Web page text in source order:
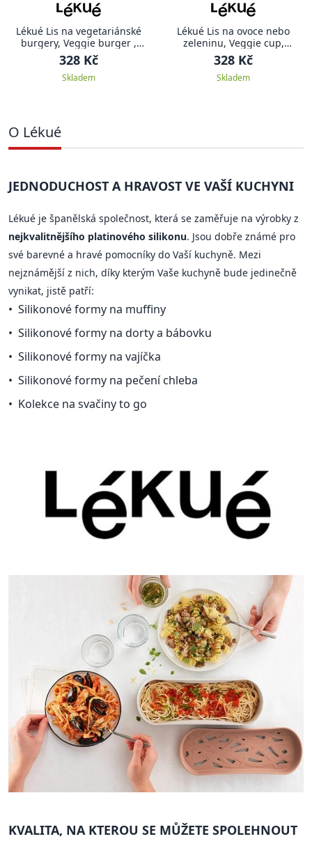
Lékué Lis na vegetariánské
burgery, Veggie burger ,
zelenobílý
328 Kč
Skladem
Lékué Lis na ovoce nebo
zeleninu, Veggie cup,
bílorůžový
328 Kč
Skladem
O Lékué
JEDNODUCHOST A HRAVOST VE VAŠÍ KUCHYNI
Lékué je španělská společnost, která se zaměřuje na výrobky z
nejkvalitnějšího platinového silikonu. Jsou dobře známé pro
své barevné a hravé pomocníky do Vaší kuchyně. Mezi
nejznámější z nich, díky kterým Vaše kuchyně bude jedinečně
vynikat, jistě patří:
Silikonové formy na muffiny
Silikonové formy na dorty a bábovku
Silikonové formy na vajíčka
Silikonové formy na pečení chleba
Kolekce na svačiny to go
KVALITA, NA KTEROU SE MŮŽETE SPOLEHNOUT